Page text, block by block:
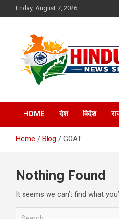
to
Friday, August 7, 2026
Hindustan
Service
HOME देश विदेश
Home Blog GOAT
Nothing Found
It seems we can’t find what